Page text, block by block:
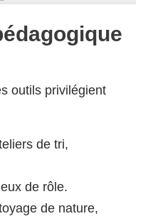
outils privilégient
de tri,
de rôle.
de nature,